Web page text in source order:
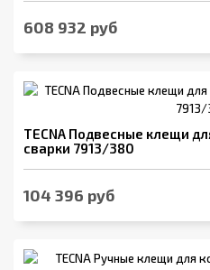
608 932 руб
TECNA Подвесные клещи
сварки 7913/380
104 396 руб